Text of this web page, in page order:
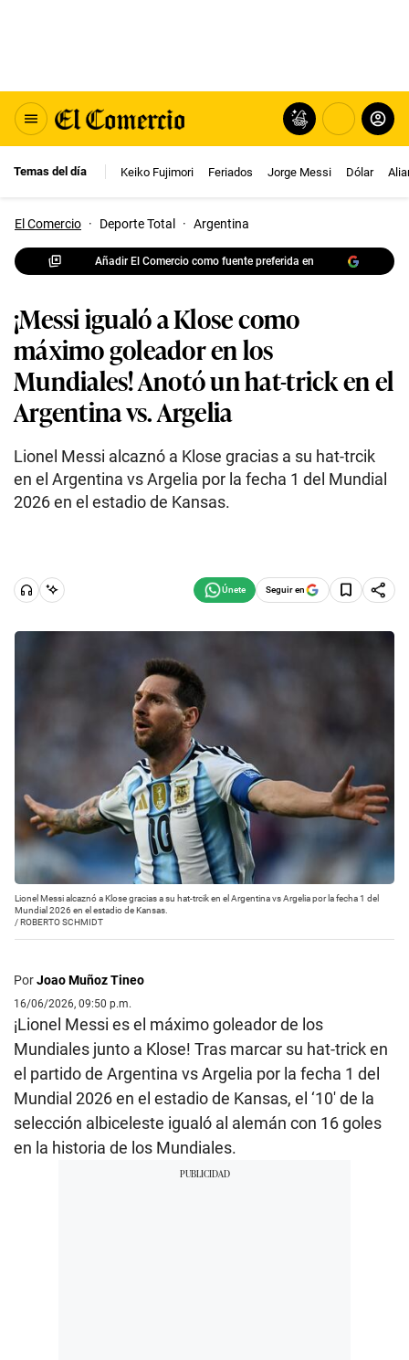
Temas del día Keiko Fujimori Feriados Jorge Messi Dólar
El Comercio · Deporte Total · Argentina
Añadir El Comercio como fuente preferida en
¡Messi igualó a Klose como
máximo goleador en los
Mundiales! Anotó un hat-trick en el
Argentina vs. Argelia
Lionel Messi alcaznó a Klose gracias a su hat-trcik
en el Argentina vs Argelia por la fecha 1 del Mundial
2026 en el estadio de Kansas.
Seguir en
Lionel Messi alcaznó a Klose gracias a su hat-trcik en el Argentina vs Argelia por la fecha 1 del
Mundial 2026 en el estadio de Kansas.
/ROBERTO SCHMIDT
PorJoao Muñoz Tineo
16/06/2026, 09:50 p.m.
¡Lionel Messi es el máximo goleador de los
Mundiales junto a Klose! Tras marcar su hat-trick en
el partido de Argentina vs Argelia por la fecha 1 del
Mundial 2026 en el estadio de Kansas, el ‘10′ de la
selección albiceleste igualó al alemán con 16 goles
en la historia de los Mundiales.